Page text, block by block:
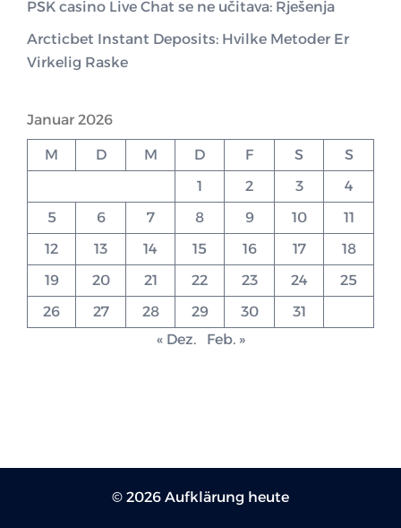
PSK casino Live Chat se ne učitava: Rješenja
Arcticbet Instant Deposits: Hvilke Metoder Er
Virkelig Raske
Januar 2026
M D M D F S
S
1
2 3
4
5
6 7 8 9 10
11
12
13 14 15 16 17
18
19
20 21 22 23 24
25
26
27 28 29 30
31
« Dez.
Feb. »
© 2026 Aufklärung heute